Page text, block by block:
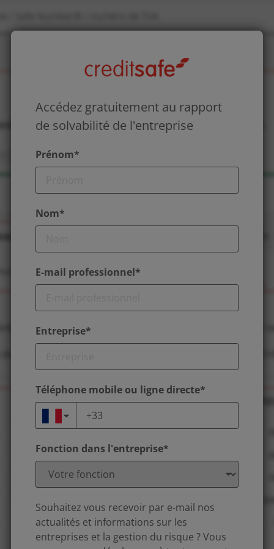
Accédez gratuitement au rapport
de solvabilité de l'entreprise
Prénom*
Nom*
E-mail professionnel*
Entreprise*
Téléphone mobile ou ligne directe*
Fonction dans l'entreprise*
Souhaitez vous recevoir par e-mail nos
actualités et informations sur les
entreprises et la gestion du risque ? Vous